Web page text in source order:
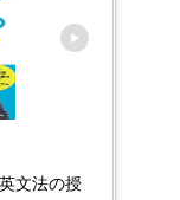
文法の授